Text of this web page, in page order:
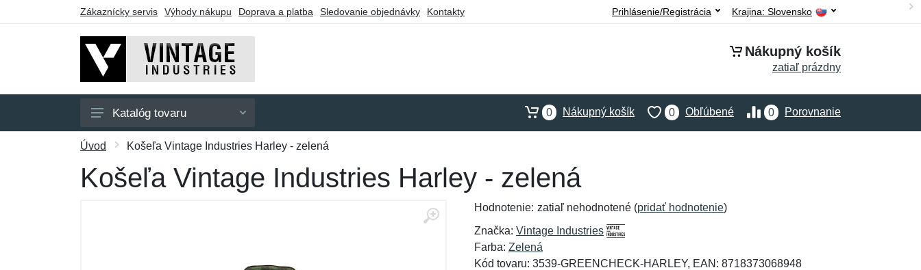
Zákaznícky servis Výhody nákupu Doprava a platba Sledovanie objednávky Kontakty Krajina: Slovensko
Prihlásenie/Registrácia
Nákupný košík
zatiaľ prázdny
Pánske
Dámske
Katalóg tovaru 0 Porovnanie
0 Obľúbené
0 Nákupný košík
Úvod Košeľa Vintage Industries Harley - zelená
Košeľa Vintage Industries Harley - zelená
Hodnotenie: zatiaľ nehodnotené (pridať hodnotenie)
Značka: Vintage Industries
Farba: Zelená
Kód tovaru: 3539-GREENCHECK-HARLEY, EAN: 8718373068948